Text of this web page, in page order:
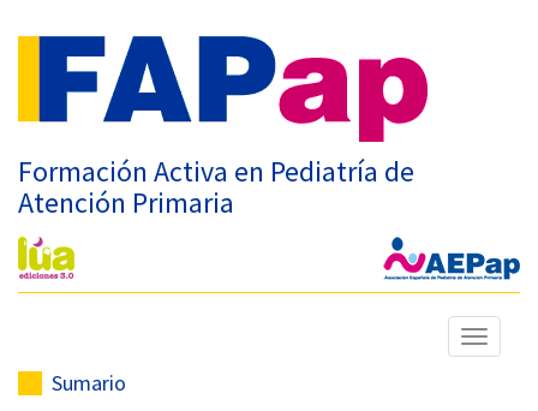
Formación Activa en Pediatría de
Atención Primaria
Mostrar
menú
Sumario